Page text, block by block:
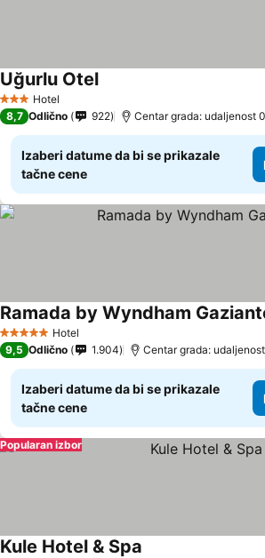
3 Zvezdice
Hotel
Uğurlu Otel
8,7 Odlično 922 Centar grada: udaljenost
Izaberi datume da bi se prikazale
tačne cene
5 ZvezdiceHotel
Ramada by Wyndham
9,5 Odlično 1.904 Centar grada:
Izaberi datume da bi se prikazale
tačne cene
Popularan izbor
Kule Hotel & Spa